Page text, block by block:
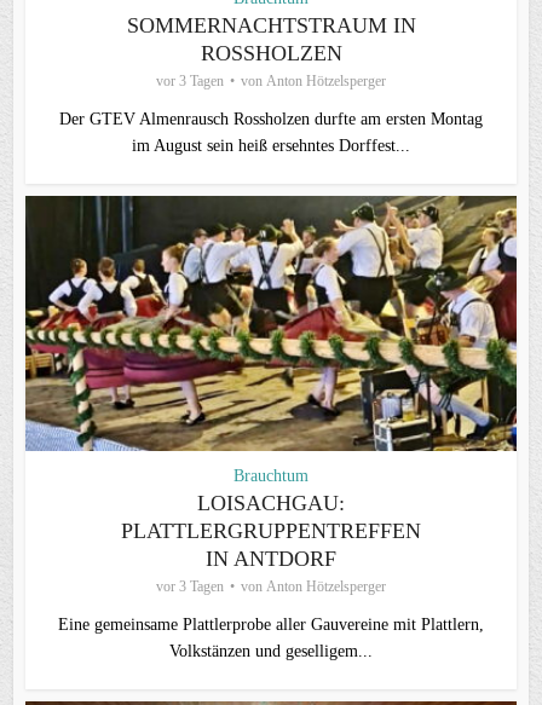
SOMMERNACHTSTRAUM IN
ROSSHOLZEN
vor 3 Tagen von Anton Hötzelsperger
Der GTEV Almenrausch Rossholzen durfte am ersten Montag
im August sein heiß ersehntes Dorffest...
Brauchtum
LOISACHGAU:
PLATTLERGRUPPENTREFFEN
IN ANTDORF
vor 3 Tagen von Anton Hötzelsperger
Eine gemeinsame Plattlerprobe aller Gauvereine mit Plattlern,
Volkstänzen und geselligem...